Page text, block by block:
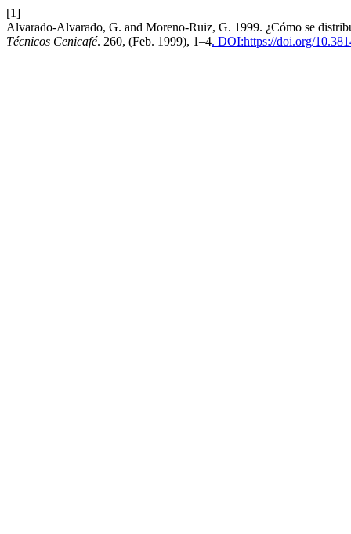
[1]
Alvarado-Alvarado, G. and Moreno-Ruiz, G. 1999. ¿Cómo se
Técnicos Cenicafé. 260, (Feb. 1999), 1–4. DOI:https://doi.org/